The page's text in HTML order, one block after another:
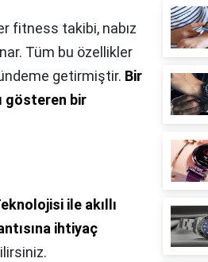
fitness takibi, nabız
Tüm bu özellikler
getirmiştir. Bir
gösteren bir
ile akıllı
ihtiyaç